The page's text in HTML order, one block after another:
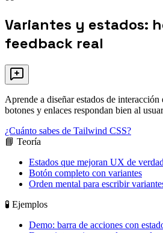
Variantes y estados:
feedback real
Aprende a diseñar estados de
botones y enlaces respondan bien al
¿Cuánto sabes de Tailwind CSS?
📘 Teoría
Estados que mejoran UX de verdad
Botón completo con variantes
Orden mental para escribir
🧪 Ejemplos
Demo: barra de acciones con